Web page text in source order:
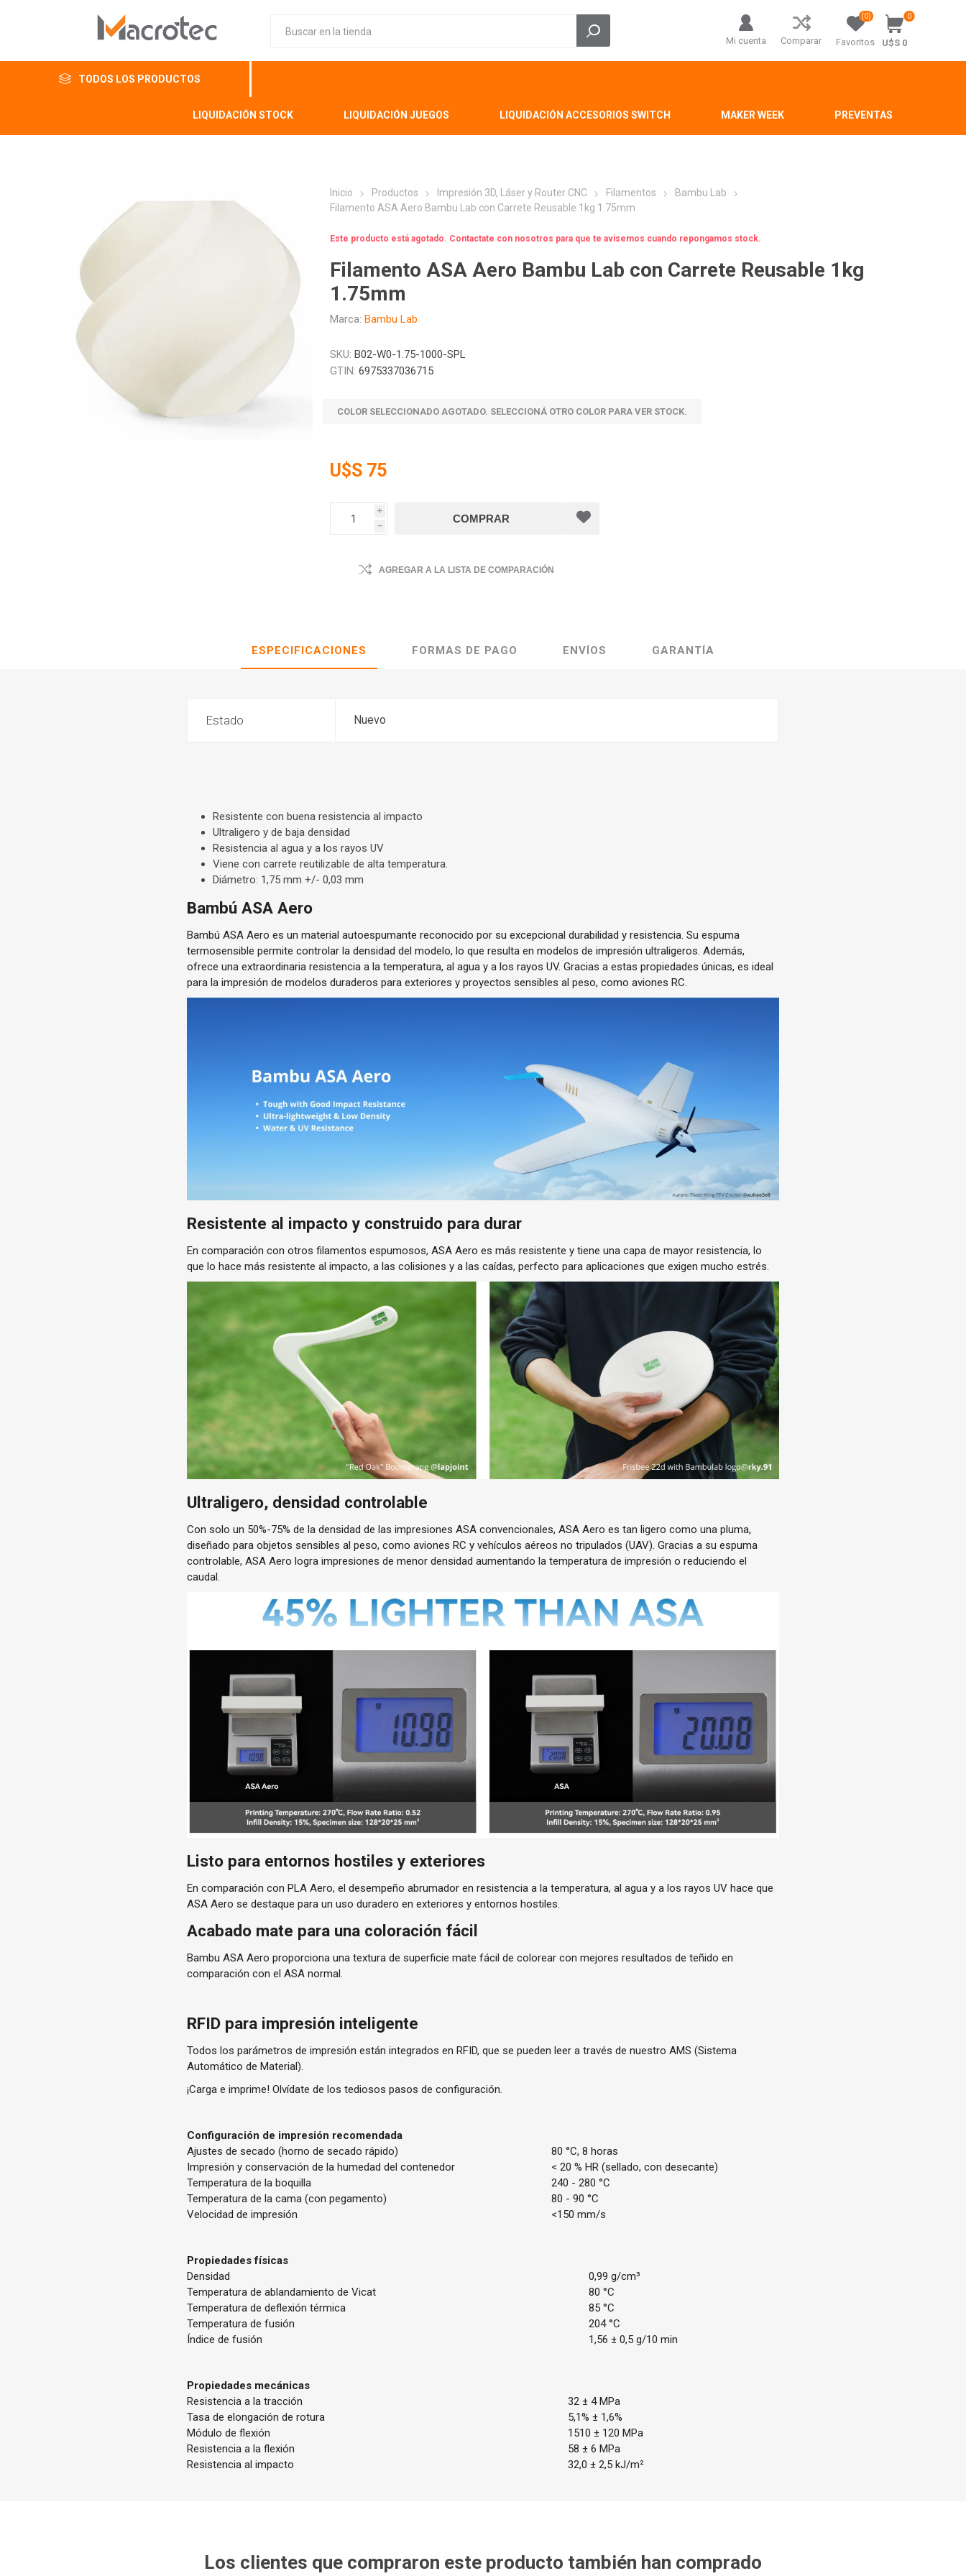
Mi cuenta Comparar Favoritos
(0) 0
U$S 0
TODOS LOS PRODUCTOS
LIQUIDACIÓN STOCK LIQUIDACIÓN JUEGOS LIQUIDACIÓN ACCESORIOS SWITCH MAKER WEEK PREVENTAS
Inicio Productos Impresión 3D, Láser y Router CNC Filamentos
Bambu Lab
Filamento ASA Aero Bambu Lab con Carrete Reusable 1kg 1.75mm
Este producto está agotado. Contactate con nosotros para que te avisemos cuando repongamos stock.
Filamento ASA Aero Bambu Lab con Carrete Reusable 1kg
1.75mm
Marca: Bambu Lab
SKU: B02-W0-1.75-1000-SPL
GTIN: 6975337036715
COLOR SELECCIONADO AGOTADO. SELECCIONÁ OTRO COLOR PARA VER STOCK.
U$S 75
i
h
AGREGAR A LA LISTA DE COMPARACIÓN
ESPECIFICACIONES FORMAS DE PAGO ENVÍOS GARANTÍA
Estado Nuevo
Resistente con buena resistencia al impacto
Ultraligero y de baja densidad
Resistencia al agua y a los rayos UV
Viene con carrete reutilizable de alta temperatura.
Diámetro: 1,75 mm +/- 0,03 mm
Bambú ASA Aero
Bambú ASA Aero es un material autoespumante reconocido por su excepcional durabilidad y resistencia. Su espuma
termosensible permite controlar la densidad del modelo, lo que resulta en modelos de impresión ultraligeros. Además,
ofrece una extraordinaria resistencia a la temperatura, al agua y a los rayos UV. Gracias a estas propiedades únicas, es ideal
para la impresión de modelos duraderos para exteriores y proyectos sensibles al peso, como aviones RC.
Resistente al impacto y construido para durar
En comparación con otros filamentos espumosos, ASA Aero es más resistente y tiene una capa de mayor resistencia, lo
que lo hace más resistente al impacto, a las colisiones y a las caídas, perfecto para aplicaciones que exigen mucho estrés.
Ultraligero, densidad controlable
Con solo un 50%-75% de la densidad de las impresiones ASA convencionales, ASA Aero es tan ligero como una pluma,
diseñado para objetos sensibles al peso, como aviones RC y vehículos aéreos no tripulados (UAV). Gracias a su espuma
controlable, ASA Aero logra impresiones de menor densidad aumentando la temperatura de impresión o reduciendo el
caudal.
Listo para entornos hostiles y exteriores
En comparación con PLA Aero, el desempeño abrumador en resistencia a la temperatura, al agua y a los rayos UV hace que
ASA Aero se destaque para un uso duradero en exteriores y entornos hostiles.
Acabado mate para una coloración fácil
Bambu ASA Aero proporciona una textura de superficie mate fácil de colorear con mejores resultados de teñido en
comparación con el ASA normal.
RFID para impresión inteligente
Todos los parámetros de impresión están integrados en RFID, que se pueden leer a través de nuestroAMS (Sistema
Automático de Material).
¡Carga e imprime! Olvídate de los tediosos pasos de configuración.
Configuración de impresión recomendada
Ajustes de secado (horno de secado rápido)
80 °C, 8 horas
Impresión y conservación de la humedad del contenedor
< 20 % HR (sellado, con desecante)
Temperatura de la boquilla
240 - 280 °C
Temperatura de la cama (con pegamento)
80 - 90 °C
Velocidad de impresión
<150 mm/s
Propiedades físicas
Densidad
0,99 g/cm³
Temperatura de ablandamiento de Vicat
80 °C
Temperatura de deflexión térmica
85 °C
Temperatura de fusión
204 °C
Índice de fusión
1,56 ± 0,5 g/10 min
Propiedades mecánicas
Resistencia a la tracción
32 ± 4 MPa
Tasa de elongación de rotura
5,1% ± 1,6%
Módulo de flexión
1510 ± 120 MPa
Resistencia a la flexión
58 ± 6 MPa
Resistencia al impacto
32,0 ± 2,5 kJ/m²
Los clientes que compraron este producto también han comprado